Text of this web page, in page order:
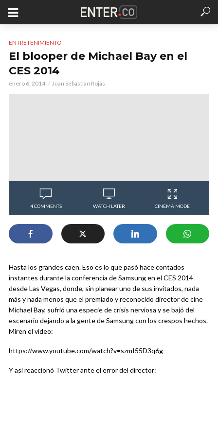
ENTRETENIMIENTO
El blooper de Michael Bay en el
CES 2014
enero 6, 2014 Juan Sebastián Rojas
4 COMMENTS WATCH LATER CINEMA MODE
Hasta los grandes caen. Eso es lo que pasó hace contados
instantes durante la conferencia de Samsung en el CES 2014
desde Las Vegas, donde, sin planear uno de sus invitados, nada
más y nada menos que el premiado y reconocido director de cine
Michael Bay, sufrió una especie de crisis nerviosa y se bajó del
escenario dejando a la gente de Samsung con los crespos hechos.
Miren el video:
https://www.youtube.com/watch?v=szmI55D3q6g
Y así reaccionó Twitter ante el error del director: